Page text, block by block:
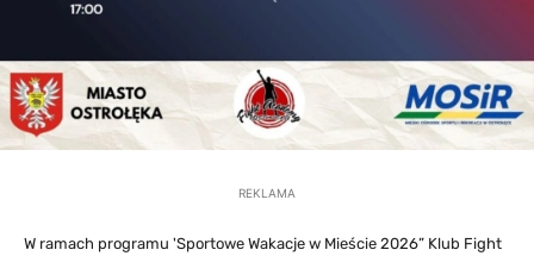
REKLAMA
W ramach programu 'Sportowe Wakacje w Mieście 2026” Klub Fight